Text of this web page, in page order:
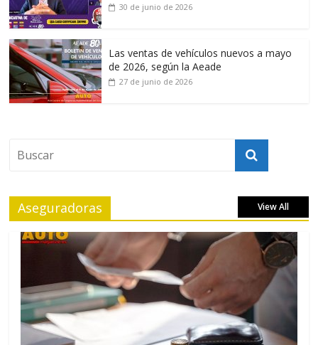
30 de junio de 2026
Las ventas de vehículos nuevos a mayo
de 2026, según la Aeade
27 de junio de 2026
Aseguradoras View All